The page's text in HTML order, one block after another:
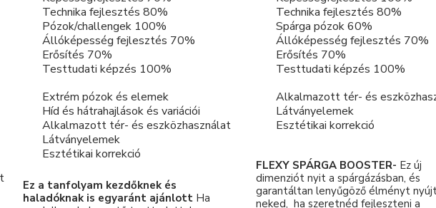
Technika fejlesztés 80%
Pózok/challengek 100%
Állóképesség fejlesztés 70%
Erősítés 70%
Testtudati képzés 100%
Extrém pózok és elemek
Híd és hátrahajlások és variációi
Alkalmazott tér- és eszközhasználat
Látványelemek
Esztétikai korrekció
Ez a tanfolyam kezdőknek és
haladóknak is egyaránt ajánlott Ha
Technika fejlesztés 80%
Spárga pózok 60%
Állóképesség fejlesztés 70%
Erősítés 70%
Testtudati képzés 100%
Alkalmazott tér- és
Látványelemek
Esztétikai korrekció
FLEXY SPÁRGA BOOSTER- Ez új
dimenziót nyit a spárgázásban, és
garantáltan lenyűgöző élményt
neked, ha szeretnéd fejleszteni a